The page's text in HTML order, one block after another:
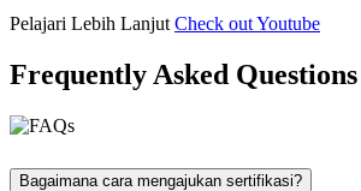
Pelajari Lebih Lanjut Check out Youtube
Frequently Asked Questions
Bagaimana cara mengajukan sertifikasi?